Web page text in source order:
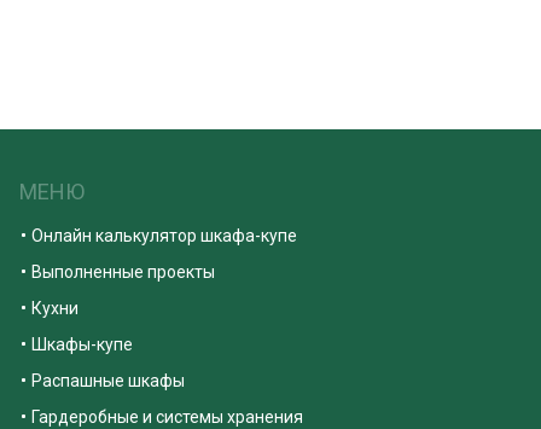
МЕНЮ
Онлайн калькулятор шкафа-купе
Выполненные проекты
Кухни
Шкафы-купе
Распашные шкафы
Гардеробные и системы хранения